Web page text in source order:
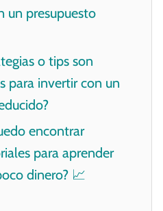
un presupuesto
o tips son
para invertir con un
encontrar
para aprender
dinero? 📈